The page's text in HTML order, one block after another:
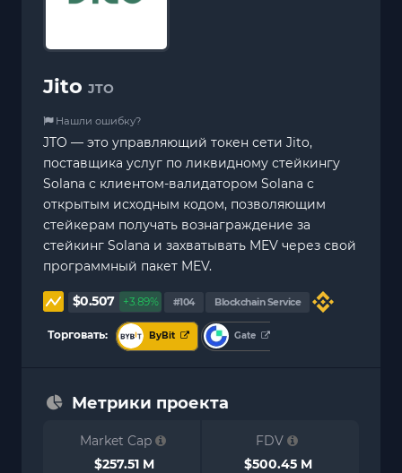
Jito JTO
Нашли ошибку?
JTO — это управляющий токен сети Jito,
поставщика услуг по ликвидному стейкингу
Solana с клиентом-валидатором Solana с
открытым исходным кодом, позволяющим
стейкерам получать вознаграждение за
стейкинг Solana и захватывать MEV через свой
программный пакет MEV.
$0.507 +3.89% #104 Blockchain Service
Торговать: ByBit Gate
Метрики проекта
Market Cap
$257.51 M
FDV
$500.45 M